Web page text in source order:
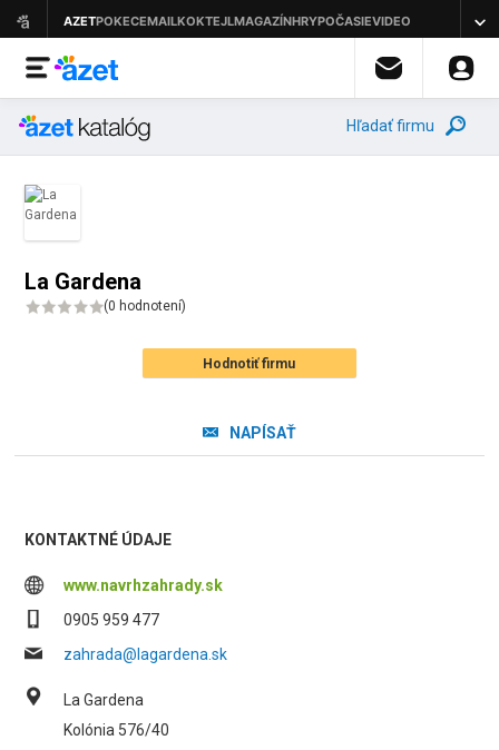
Hľadať firmu
La Gardena
(0 hodnotení)
Hodnotiť firmu
NAPÍSAŤ
KONTAKTNÉ ÚDAJE
www.navrhzahrady.sk
0905 959 477
zahrada@lagardena.sk
La Gardena
Kolónia 576/40